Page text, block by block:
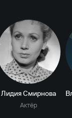
Лидия Смирнова
Актёр